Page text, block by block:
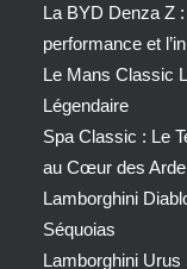
La BYD Denza Z
performance et
Le Mans Classic
Légendaire
Spa Classic : Le
au Cœur des
Lamborghini
Séquoias
Lamborghini